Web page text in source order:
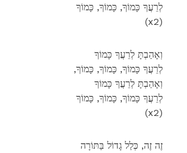
לְרֵעֲךָ כָּמוֹךָ, כָּמוֹךָ, כָּמוֹךָ
(x2)
וְאָהַבְתָּ לְרֵעֲךָ כָּמוֹךָ
,לְרֵעֲךָ כָּמוֹךָ, כָּמוֹךָ, כָּמוֹךָ
וְאָהַבְתָּ לְרֵעֲךָ כָּמוֹךָ
לְרֵעֲךָ כָּמוֹךָ, כָּמוֹךָ, כָּמוֹךָ
(x2)
זֶה זֶה, כְּלַל גָדוֹל בַּתּוֹרָה